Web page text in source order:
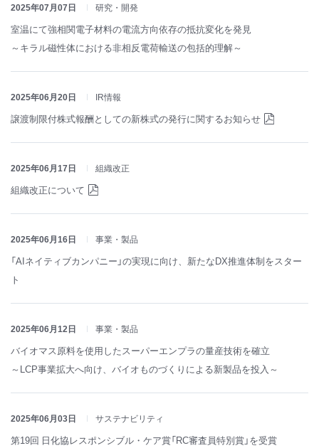
2025年07月07日 研究・開発
室温にて強相関電子材料の電流方向依存の抵抗変化を発見
～キラル磁性体における非相反電荷輸送の包括的理解～
2025年06月20日 IR情報
譲渡制限付株式報酬としての新株式の発行に関するお知らせ
2025年06月17日 組織改正
組織改正について
2025年06月16日 事業・製品
「AIネイティブカンパニー」の実現に向け、新たなDX推進体制をスター
ト
2025年06月12日 事業・製品
バイオマス原料を使用したスーパーエンプラの量産技術を確立
～LCP事業拡大へ向け、バイオものづくりによる新製品を投入～
2025年06月03日 サステナビリティ
第19回 日化協レスポンシブル・ケア賞「RC審査員特別賞」を受賞